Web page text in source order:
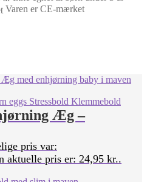
Varen er CE-mærket
Æg –
pris var:
aktuelle pris er: 24,95 kr..